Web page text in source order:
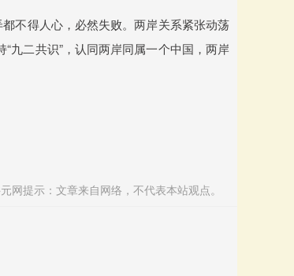
都不得人心，必然失败。两岸关系紧张动荡
九二共识”，认同两岸同属一个中国，两岸
网提示：文章来自网络，不代表本站观点。